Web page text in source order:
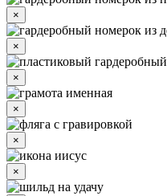
×
×
×
×
×
×